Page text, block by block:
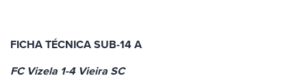
FICHA TÉCNICA SUB-14 A
FC Vizela 1-4 Vieira SC